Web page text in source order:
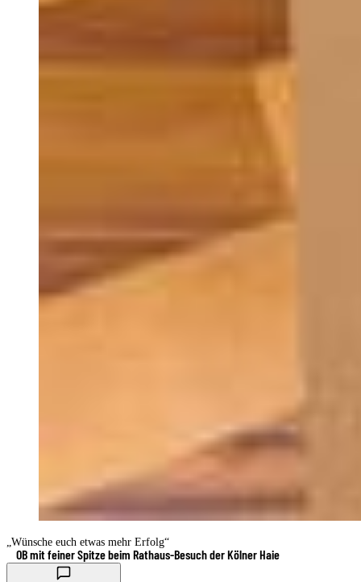
„Wünsche euch etwas mehr Erfolg“
OB mit feiner Spitze beim Rathaus-Besuch der Kölner Haie